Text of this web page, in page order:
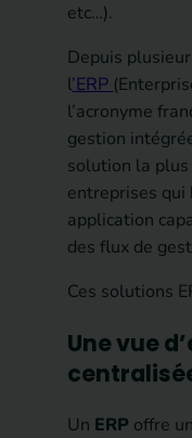
etc…).
Depuis
l’ERP
l’acronyme
gestion
solution la
entreprises qui
application
des flux de
Ces solutions
Une vue
Un ERP offre